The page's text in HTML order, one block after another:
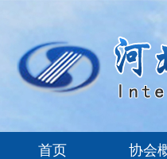
首页 协会